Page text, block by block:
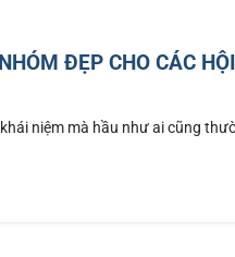
ĐẸP CHO CÁC
niệm mà hầu như ai cũng